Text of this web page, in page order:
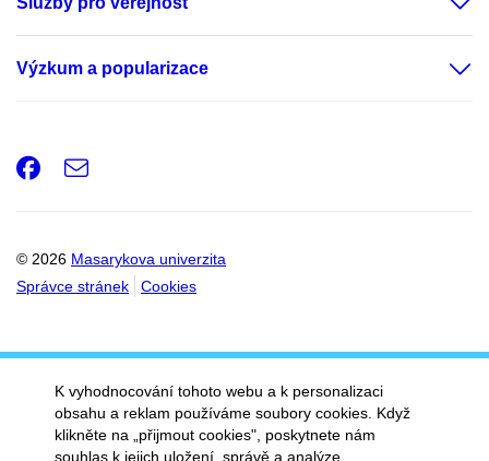
Výzkum a popularizace
© 2026 Masarykova univerzita
Správce stránek
Cookies
Facebook
e-
K vyhodnocování tohoto webu a k personalizaci
obsahu a reklam používáme soubory cookies. Když
klikněte na „přijmout cookies", poskytnete nám
souhlas k jejich uložení, správě a analýze.